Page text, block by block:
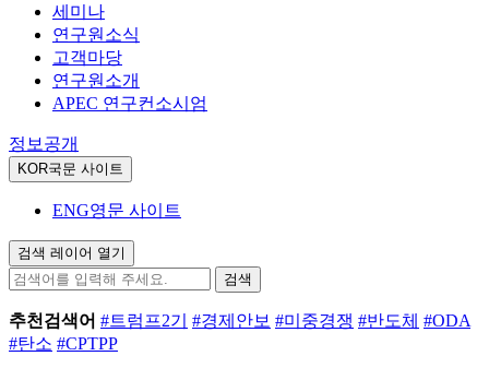
세미나
연구원소식
고객마당
연구원소개
APEC 연구컨소시엄
정보공개
KOR국문 사이트
ENG영문 사이트
검색 레이어 열기
검색
추천검색어 #트럼프2기 #경제안보 #미중경쟁 #반도체 #ODA
#탄소 #CPTPP